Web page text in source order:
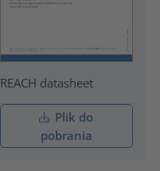
REACH datasheet
Plik do
pobrania